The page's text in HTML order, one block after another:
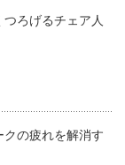
ろげるチェア人
の疲れを解消す